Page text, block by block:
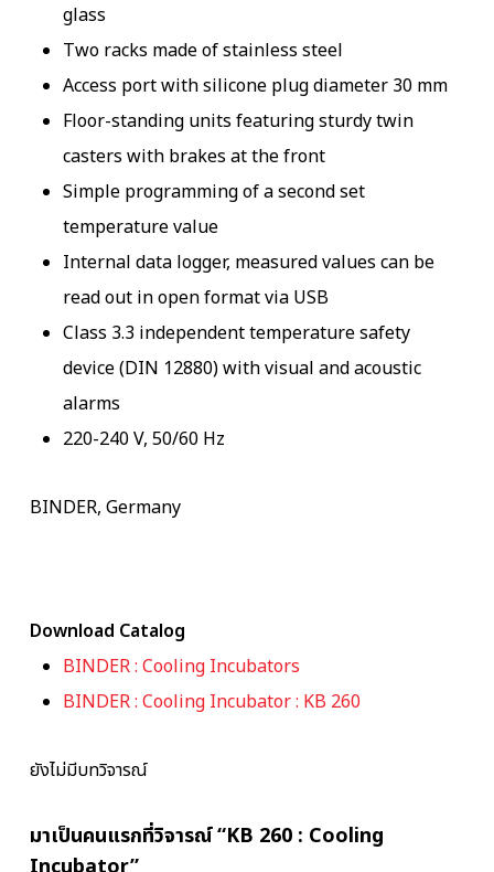
glass
Two racks made of stainless steel
Access port with silicone plug diameter 30 mm
Floor-standing units featuring sturdy twin
casters with brakes at the front
Simple programming of a second set
temperature value
Internal data logger, measured values can be
read out in open format via USB
Class 3.3 independent temperature safety
device (DIN 12880) with visual and acoustic
alarms
220-240 V, 50/60 Hz
BINDER, Germany
Download Catalog
BINDER : Cooling Incubators
BINDER : Cooling Incubator : KB 260
ยังไม่มีบทวิจารณ์
มาเป็นคนแรกที่วิจารณ์ “KB 260 : Cooling